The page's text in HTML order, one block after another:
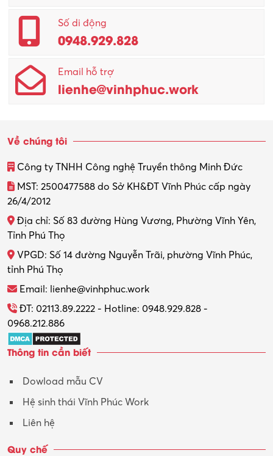
Số di động
0948.929.828
Email hỗ trợ
lienhe@vinhphuc.work
Về chúng tôi
Công ty TNHH Công nghệ Truyền thông Minh Đức
MST: 2500477588 do Sở KH&ĐT Vĩnh Phúc cấp ngày
26/4/2012
Địa chỉ: Số 83 đường Hùng Vương, Phường Vĩnh Yên,
Tỉnh Phú Thọ
VPGD: Số 14 đường Nguyễn Trãi, phường Vĩnh Phúc,
tỉnh Phú Thọ
Email: lienhe@vinhphuc.work
ĐT: 02113.89.2222 - Hotline: 0948.929.828 -
0968.212.886
Thông tin cần biết
Dowload mẫu CV
Hệ sinh thái Vĩnh Phúc Work
Liên hệ
Quy chế